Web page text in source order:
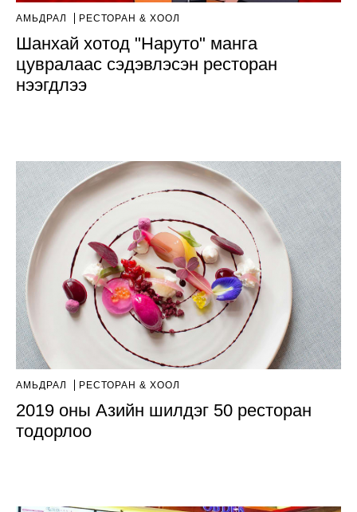
АМЬДРАЛ РЕСТОРАН & ХООЛ
Шанхай хотод "Наруто" манга
цувралаас сэдэвлэсэн ресторан
нээгдлээ
АМЬДРАЛ РЕСТОРАН & ХООЛ
2019 оны Азийн шилдэг 50 ресторан
тодорлоо